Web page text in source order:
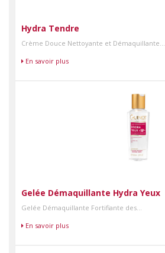
Hydra Tendre
Crème Douce Nettoyante et Démaquillante...
En savoir plus
Gelée Démaquillante Hydra Yeux
Gelée Démaquillante Fortifiante des...
En savoir plus